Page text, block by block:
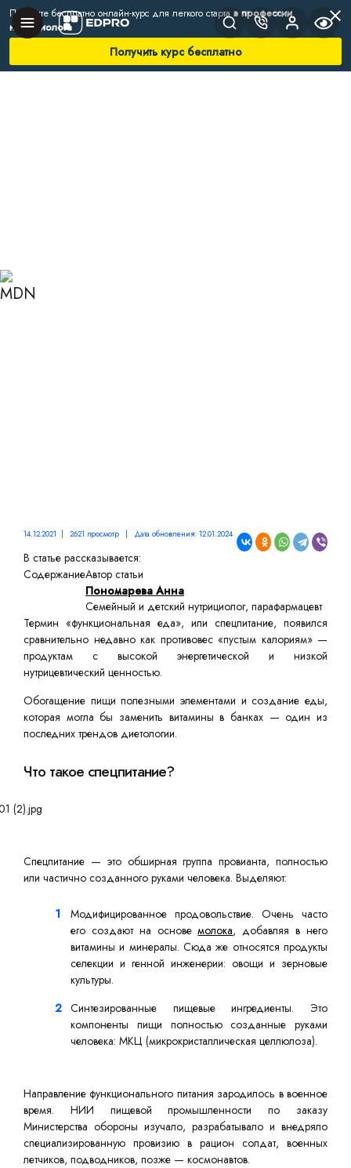
Получите бесплатно онлайн-курс для легкого стартав профессии
нутрициолога
Получить курс бесплатно
14.12.2021 | 2621 просмотр | Дата обновления: 12.01.2024
В статье рассказывается:
СодержаниеАвтор статьи
Пономарева Анна
Семейный и детский нутрициолог, парафармацевт
Термин «функциональная еда», или спецпитание, появился
сравнительно недавно как противовес «пустым калориям» —
продуктам с высокой энергетической и низкой
нутрицевтический ценностью.
Обогащение пищи полезными элементами и создание еды,
которая могла бы заменить витамины в банках — один из
последних трендов диетологии.
Что такое спецпитание?
Спецпитание — это обширная группа провианта, полностью
или частично созданного руками человека. Выделяют:
Модифицированное продовольствие. Очень часто
его создают на основемолока, добавляя в него
витамины и минералы. Сюда же относятся продукты
селекции и генной инженерии: овощи и зерновые
культуры.
Синтезированные пищевые ингредиенты. Это
компоненты пищи полностью созданные руками
человека: МКЦ (микрокристаллическая целлюлоза).
Направление функционального питания зародилось в военное
время. НИИ пищевой промышленности по заказу
Министерства обороны изучало, разрабатывало и внедряло
специализированную провизию в рацион солдат, военных
летчиков, подводников, позже — космонавтов.